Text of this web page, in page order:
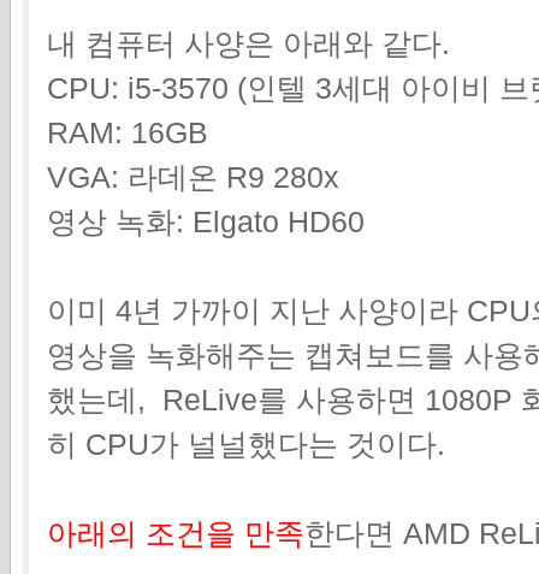
내 컴퓨터 사양은 아래와 같다.
CPU: i5-3570 (인텔 3세대 아이비 브
RAM: 16GB
VGA: 라데온 R9 280x
영상 녹화: Elgato HD60
이미 4년 가까이 지난 사양이라
영상을 녹화해주는 캡쳐보드를 사
했는데, ReLive를 사용하면 1080P
히 CPU가 널널했다는 것이다.
아래의 조건을 만족한다면 AMD